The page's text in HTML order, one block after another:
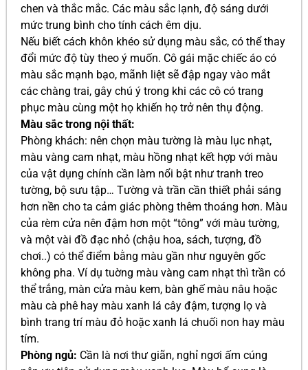
chen và thắc mắc. Các màu sắc lạnh, độ sáng dưới
mức trung bình cho tính cách êm dịu.
Nếu biết cách khôn khéo sử dụng màu sắc, có thể thay
đổi mức độ tùy theo ý muốn. Cô gái mặc chiếc áo có
màu sắc mạnh bạo, mãnh liệt sẽ đập ngay vào mắt
các chàng trai, gây chú ý trong khi các cô có trang
phục màu cùng một họ khiến họ trở nên thụ động.
Màu sắc trong nội thất:
Phòng khách: nên chọn màu tường là màu lục nhạt,
màu vàng cam nhạt, màu hồng nhạt kết hợp với màu
của vật dụng chính cần làm nổi bật như tranh treo
tường, bộ sưu tập… Tường và trần cần thiết phải sáng
hơn nền cho ta cảm giác phòng thêm thoáng hơn. Màu
của rèm cửa nên đậm hơn một “tông” với màu tường,
và một vài đồ đạc nhỏ (chậu hoa, sách, tượng, đồ
chơi..) có thể điểm bằng màu gần như nguyên gốc
không pha. Ví dụ tuờng màu vàng cam nhạt thì trần có
thể trắng, màn cửa màu kem, bàn ghế màu nâu hoặc
màu cà phê hay màu xanh lá cây đậm, tượng lọ và
bình trang trí màu đỏ hoặc xanh lá chuối non hay màu
tím.
Phòng ngủ: Cần là nơi thư giãn, nghỉ ngơi ấm cúng